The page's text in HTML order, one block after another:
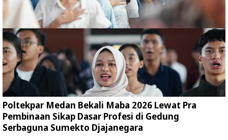
Poltekpar Medan Bekali Maba 2026 Lewat Pra
Pembinaan Sikap Dasar Profesi di Gedung
Serbaguna Sumekto Djajanegara